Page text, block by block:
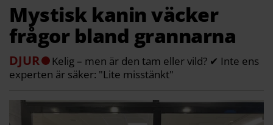
Mystisk kanin väcker
frågor bland grannarna
DJUR
Kelig – men är den tam eller vild? ✔ Inte ens
experten är säker: "Lite misstänkt"